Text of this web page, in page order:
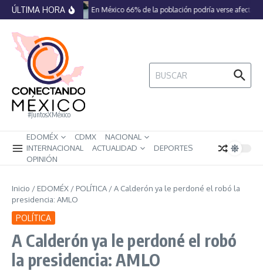
Saltar al contenido
ÚLTIMA HORA En México 66% de la población podría verse
#JuntosXMéxico
Buscar:
EDOMÉX CDMX
NACIONAL
INTERNACIONAL
ACTUALIDAD
DEPORTES
OPINIÓN
Inicio / EDOMÉX / POLÍTICA /A Calderón ya le perdoné el robó la
presidencia: AMLO
POLÍTICA
A Calderón ya le perdoné el robó
la presidencia: AMLO